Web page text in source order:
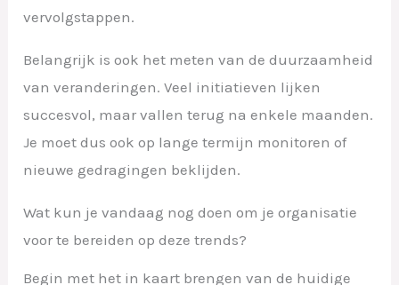
vervolgstappen.
Belangrijk is ook het meten van de duurzaamheid
van veranderingen. Veel initiatieven lijken
succesvol, maar vallen terug na enkele maanden.
Je moet dus ook op lange termijn monitoren of
nieuwe gedragingen beklijden.
Wat kun je vandaag nog doen om je organisatie
voor te bereiden op deze trends?
Begin met het in kaart brengen van de huidige